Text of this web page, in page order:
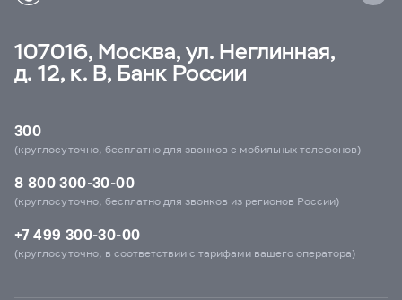
107016, Москва, ул. Неглинная,
д. 12, к. В, Банк России
300
(круглосуточно, бесплатно для звонков с мобильных телефонов)
8 800 300-30-00
(круглосуточно, бесплатно для звонков из регионов России)
+7 499 300-30-00
(круглосуточно, в соответствии с тарифами вашего оператора)